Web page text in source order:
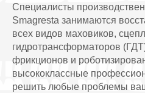
Специалисты
Smagresta занимаются
всех видов маховиков,
гидротрансформаторов
фрикционов и
высококлассные
решить любые проблемы